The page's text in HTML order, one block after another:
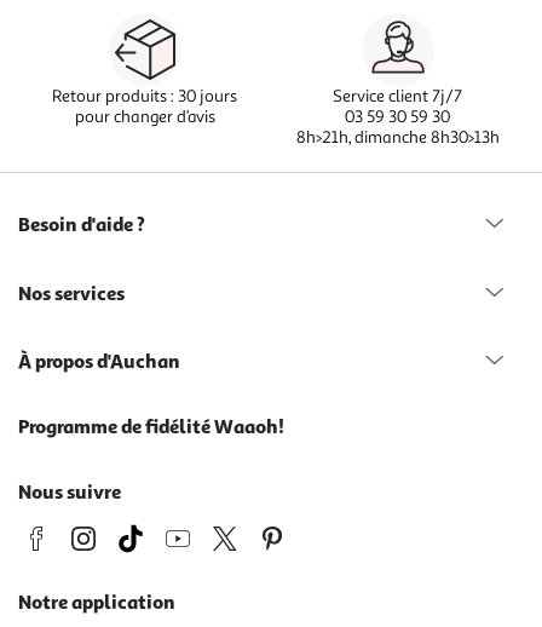
Retour produits : 30 jours
pour changer d’avis
Service client 7j/7
03 59 30 59 30
8h>21h, dimanche 8h30>13h
Besoin d'aide ?
Nos services
À propos d'Auchan
Programme de fidélité Waaoh!
Nous suivre
Notre application